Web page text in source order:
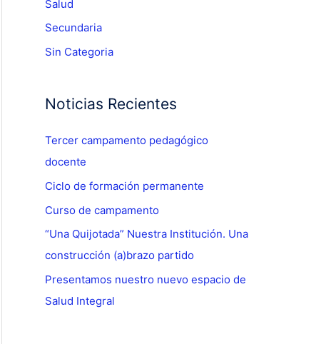
Salud
Secundaria
Sin Categoria
Noticias Recientes
Tercer campamento pedagógico
docente
Ciclo de formación permanente
Curso de campamento
“Una Quijotada” Nuestra Institución. Una
construcción (a)brazo partido
Presentamos nuestro nuevo espacio de
Salud Integral